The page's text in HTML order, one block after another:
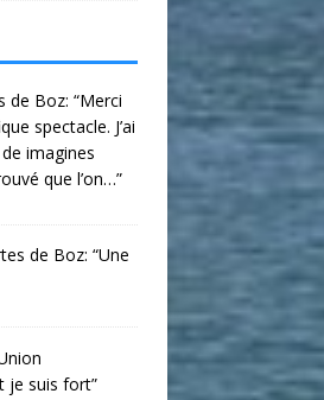
de Boz: “Merci
spectacle. J’ai
imagines
que l’on…”
de Boz: “Une
je suis fort”